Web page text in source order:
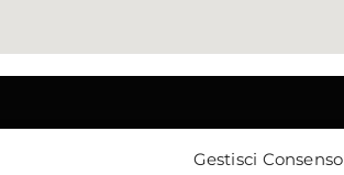
Gestisci Consenso